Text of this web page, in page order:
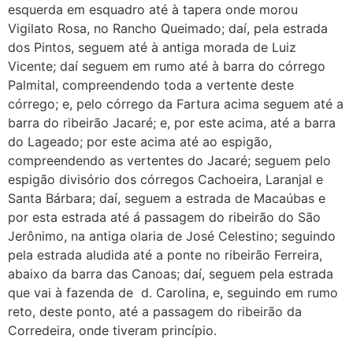
esquerda em esquadro até à tapera onde morou
Vigilato Rosa, no Rancho Queimado; daí, pela estrada
dos Pintos, seguem até à antiga morada de Luiz
Vicente; daí seguem em rumo até à barra do córrego
Palmital, compreendendo toda a vertente deste
córrego; e, pelo córrego da Fartura acima seguem até a
barra do ribeirão Jacaré; e, por este acima, até a barra
do Lageado; por este acima até ao espigão,
compreendendo as vertentes do Jacaré; seguem pelo
espigão divisório dos córregos Cachoeira, Laranjal e
Santa Bárbara; daí, seguem a estrada de Macaúbas e
por esta estrada até á passagem do ribeirão do São
Jerônimo, na antiga olaria de José Celestino; seguindo
pela estrada aludida até a ponte no ribeirão Ferreira,
abaixo da barra das Canoas; daí, seguem pela estrada
que vai à fazenda de d. Carolina, e, seguindo em rumo
reto, deste ponto, até a passagem do ribeirão da
Corredeira, onde tiveram princípio.